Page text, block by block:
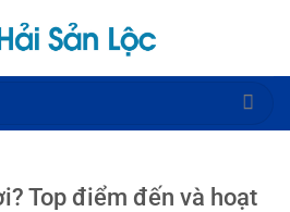
Top điểm đến và hoạt